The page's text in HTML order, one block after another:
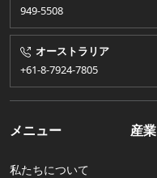
949-5508
オーストラリア
+61-8-7924​​-7805
メニュー
私たちについて
産業